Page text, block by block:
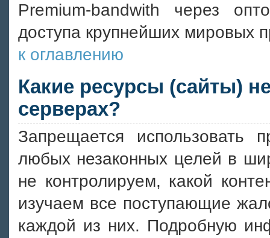
Premium-bandwith через
доступа крупнейших мировых
к оглавлению
Какие ресурсы (сайты)
серверах?
Запрещается использовать
любых незаконных целей в
не контролируем, какой
изучаем все поступающие
каждой из них. Подробную